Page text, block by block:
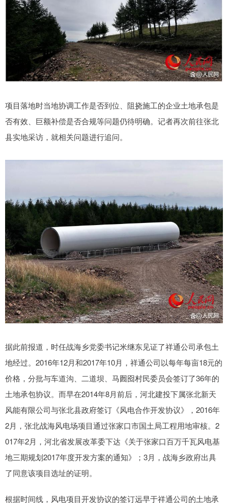
项目落地时当地协调工作是否到位、阻挠施工的企业土地承包是
否有效、巨额补偿是否合规等问题仍待明确。记者再次前往张北
县实地采访，就相关问题进行追问。
据此前报道，时任战海乡党委书记米继东见证了祥通公司承包土
地经过。2016年12月和2017年10月，祥通公司以每年每亩18元的
价格，分批与车道沟、二道坝、马囫囵村民委员会签订了36年的
土地承包协议。而早在2014年8月前后，河北建投下属张北新天
风能有限公司与张北县政府签订《风电合作开发协议》，2016年
2月，张北战海风电场项目通过张家口市国土局工程用地审核。2
017年2月，河北省发展改革委下达《关于张家口百万千瓦风电基
地三期规划2017年度开发方案的通知》；3月，战海乡政府出具
了同意该项目选址的证明。
根据时间线，风电项目开发协议的签订远早于祥通公司的土地承